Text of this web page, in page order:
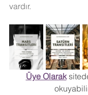
vardır.
Üye Olarak